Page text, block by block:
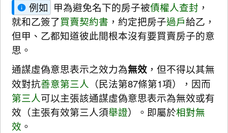
例如 甲為避免名下的房子被債權人查封 ，
就和乙簽了買賣契約書 ，約定把房子過戶給乙，
但甲、乙都知道彼此間根本沒有要買賣房子的意
思。
通謀虛偽意思表示之效力為無效 ，但不得以其無
效對抗善意第三人 （民法第87條第1項），因而
第三人可以主張該通謀虛偽意思表示為無效或有
效（主張有效第三人須舉證）。即屬於相對無
效 。